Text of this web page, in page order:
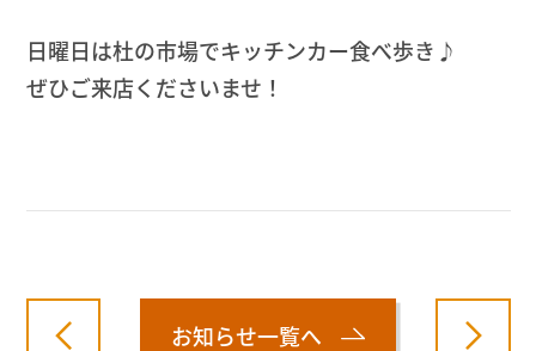
日曜日は杜の市場でキッチンカー食べ歩き♪
ぜひご来店くださいませ！
お知らせ一覧へ